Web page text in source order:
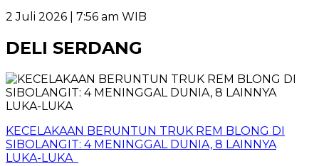
2 Juli 2026 | 7:56 am WIB
DELI SERDANG
KECELAKAAN BERUNTUN TRUK REM BLONG DI
SIBOLANGIT: 4 MENINGGAL DUNIA, 8 LAINNYA
LUKA-LUKA